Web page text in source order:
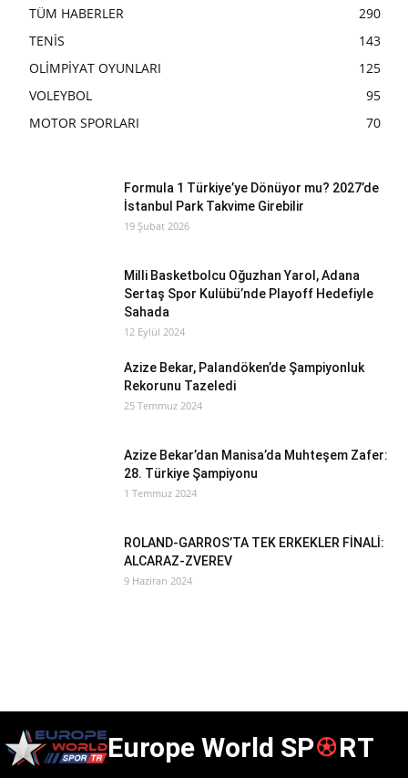
TÜM HABERLER
290
TENİS
143
OLİMPİYAT OYUNLARI
125
VOLEYBOL
95
MOTOR SPORLARI
70
Formula 1 Türkiye’ye Dönüyor mu? 2027’de
İstanbul Park Takvime Girebilir
19 Şubat 2026
Milli Basketbolcu Oğuzhan Yarol, Adana
Sertaş Spor Kulübü’nde Playoff Hedefiyle
Sahada
12 Eylül 2024
Azize Bekar, Palandöken’de Şampiyonluk
Rekorunu Tazeledi
25 Temmuz 2024
Azize Bekar’dan Manisa’da Muhteşem Zafer:
28. Türkiye Şampiyonu
1 Temmuz 2024
ROLAND-GARROS’TA TEK ERKEKLER FİNALİ:
ALCARAZ-ZVEREV
9 Haziran 2024
Europe World SP RT